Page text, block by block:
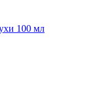
100 мл